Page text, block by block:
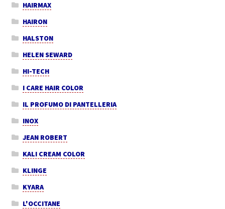
HAIRMAX
HAIRON
HALSTON
HELEN SEWARD
HI-TECH
I CARE HAIR COLOR
IL PROFUMO DI PANTELLERIA
INOX
JEAN ROBERT
KALI CREAM COLOR
KLINGE
KYARA
L'OCCITANE